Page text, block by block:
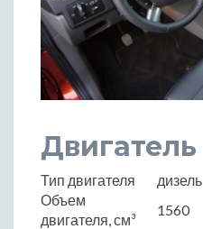
Двигатель
Тип двигателя
дизель
Объем
двигателя, см³
1560